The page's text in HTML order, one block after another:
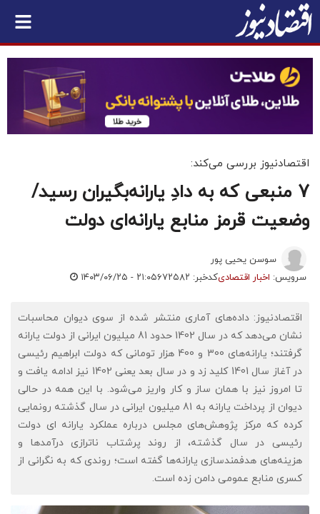
اقتصادنیوز بررسی می‌کند:
7 منبعی که به دادِ یارانه‌بگیران رسید/
وضعیت قرمز منابع یارانه‌ای دولت
سوسن یحیی پور
سرویس: اخبار اقتصادیکدخبر: ۶۷۲۵۸۲ ۱۴۰۳/۰۶/۲۵ - ۲۱:۰۵
اقتصادنیوز: داده‌های آماری منتشر شده از سوی دیوان محاسبات
نشان می‌دهد که در سال 1402 حدود 81 میلیون ایرانی از دولت یارانه
گرفتند؛ یارانه‌های 300 و 400 هزار تومانی که دولت ابراهیم رئیسی
در آغاز سال 1401 کلید زد و در سال بعد یعنی 1402 نیز ادامه یافت و
تا امروز نیز با همان ساز و کار واریز می‌شود. با این همه در حالی
دیوان از پرداخت یارانه به 81 میلیون ایرانی در سال گذشته رونمایی
کرده که مرکز پژوهش‌های مجلس درباره عملکرد یارانه ای دولت
رئیسی در سال گذشته، از روند پرشتاب ناترازی درآمدها و
هزینه‌های هدفمندسازی یارانه‌ها گفته است؛ روندی که به نگرانی از
کسری منابع عمومی دامن زده است.